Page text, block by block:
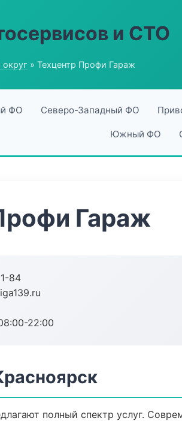
и СТО
» Техцентр Профи Гараж
ФО Северо-Западный ФО
Южный ФО
Гараж
84
22:00
полный спектр услуг.